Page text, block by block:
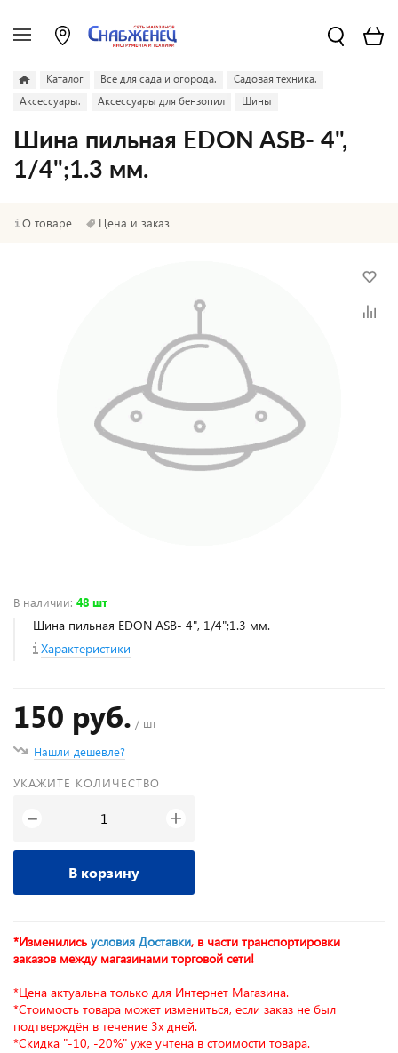
Каталог Все для сада и огорода.
Садовая техника.
Аксессуары.
Аксессуары для бензопил Шины
Шина пильная EDON ASB- 4",
1/4";1.3 мм.
О товаре Цена и заказ
В наличии: 48 шт
Шина пильная EDON ASB- 4", 1/4";1.3 мм.
Характеристики
150 руб. / шт
Нашли дешевле?
УКАЖИТЕ КОЛИЧЕСТВО
− +
В корзину
*Изменились условия Доставки, в части транспортировки
заказов между магазинами торговой сети!
*Цена актуальна только для Интернет Магазина.
*Стоимость товара может измениться, если заказ не был
подтверждён в течение 3х дней.
*Скидка "-10, -20%" уже учтена в стоимости товара.